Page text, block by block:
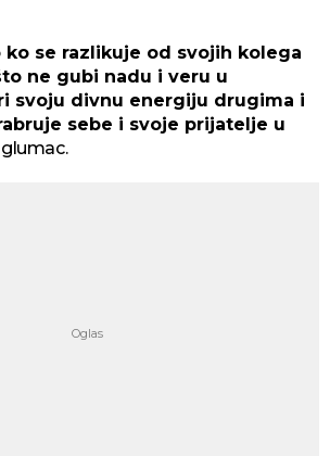
ko se razlikuje od svojih kolega
ne gubi nadu i veru u
svoju divnu energiju drugima i
sebe i svoje prijatelje u